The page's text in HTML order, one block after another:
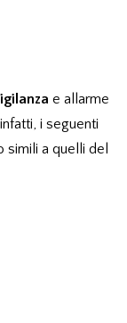
e allarme
i seguenti
a quelli del